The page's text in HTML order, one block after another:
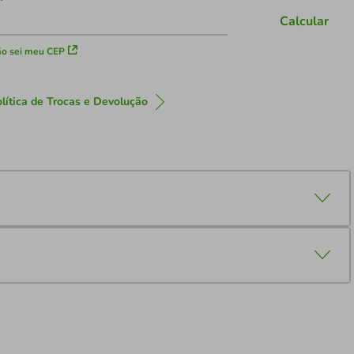
sei meu CEP
Calcular
de Trocas e Devolução